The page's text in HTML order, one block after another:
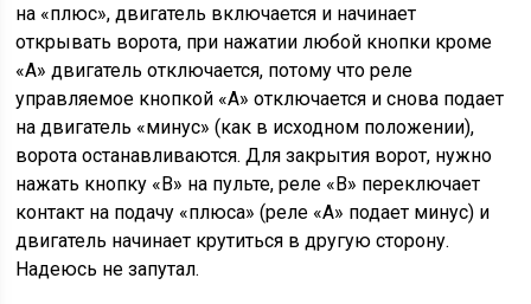
на «плюс», двигатель включается и начинает
открывать ворота, при нажатии любой кнопки кроме
«A» двигатель отключается, потому что реле
управляемое кнопкой «А» отключается и снова подает
на двигатель «минус» (как в исходном положении),
ворота останавливаются. Для закрытия ворот, нужно
нажать кнопку «В» на пульте, реле «В» переключает
контакт на подачу «плюса» (реле «А» подает минус) и
двигатель начинает крутиться в другую сторону.
Надеюсь не запутал.